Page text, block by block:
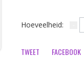
Hoeveelheid:
TWEET FACEBOOK